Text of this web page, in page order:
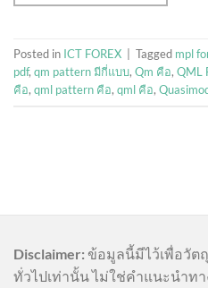
Posted in ICT FOREX Tagged mpl
pdf, qm pattern มีกี่แบบ, Qm คือ, QML
คือ, qml pattern คือ, qml คือ,
Disclaimer: ข้อมูลนี้มีไว้เพื่อวัต
ทั่วไปเท่านั้น ไม่ใช่คำแนะนำทา